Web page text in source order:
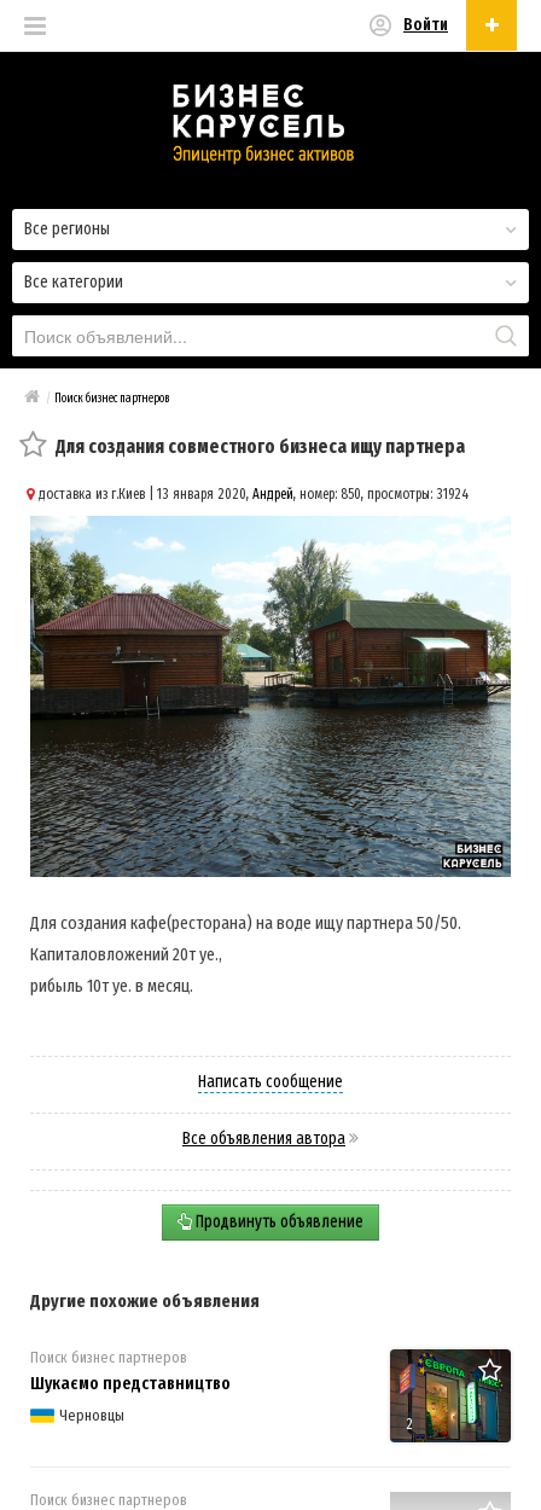
Войти
Все категории
Все регионы
/ Поиск бизнес партнеров
Для создания совместного бизнеса ищу партнера
доставка из г.Киев | 13 января 2020, Андрей, номер: 850, просмотры: 31924
Для создания кафе(ресторана) на воде ищу партнера 50/50.
Капиталовложений 20т уе.,
рибыль 10т уе. в месяц.
Написать сообщение
Все объявления автора
Продвинуть объявление
Другие похожие объявления
2
Поиск бизнес партнеров
Шукаємо представництво
Черновцы
Поиск бизнес партнеров